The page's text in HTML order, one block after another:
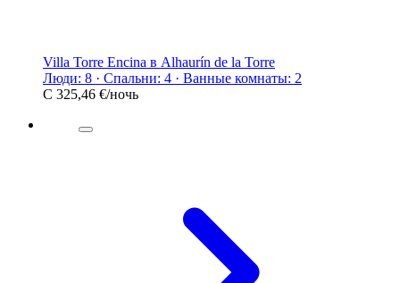
Villa Torre Encina в Alhaurín de la Torre
Люди: 8 · Спальни: 4 · Ванные комнаты: 2
С 325,46 €/ночь